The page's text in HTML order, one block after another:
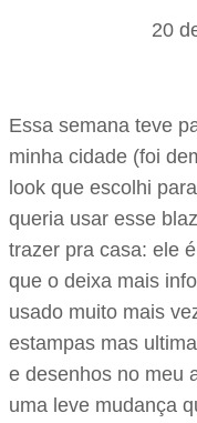
20
Essa semana teve
minha cidade (foi
look que escolhi
queria usar esse
trazer pra casa: ele
que o deixa mais
usado muito mais
estampas mas
e desenhos no meu
uma leve mudança